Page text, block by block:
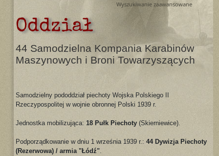
Wyszukiwanie zaawansowane
Oddział
44 Samodzielna Kompania Karabinów
Maszynowych i Broni Towarzyszących
Samodzielny pododdział piechoty Wojska Polskiego II
Rzeczypospolitej w wojnie obronnej Polski 1939 r.
Jednostka mobilizująca: 18 Pułk Piechoty (Skierniewice).
Podporządkowanie w dniu 1 września 1939 r.: 44 Dywizja Piechoty
(Rezerwowa) / armia "Łódź".